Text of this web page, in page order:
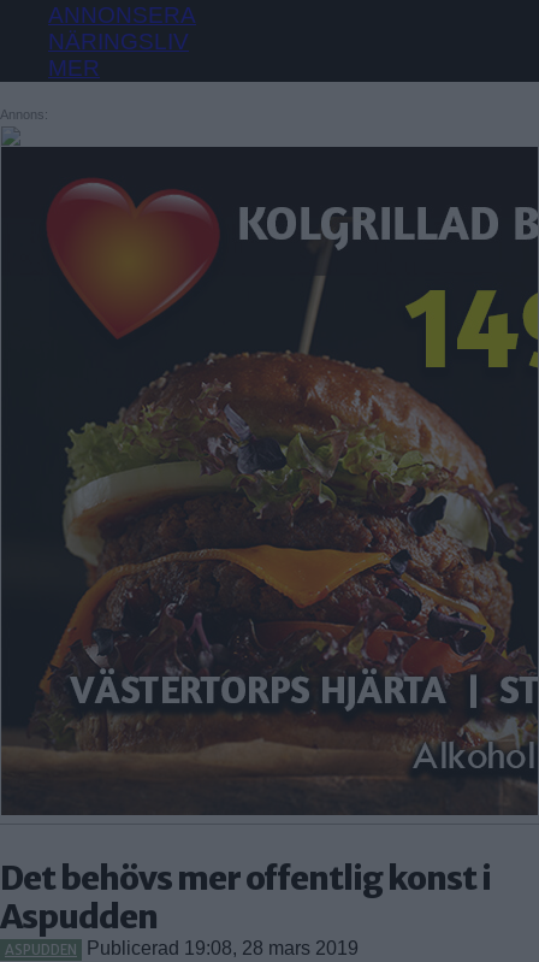
VÄSTERTORP
ÖRNSBERG
SOLBERGA
SKÄRHOLMEN
SÄTRA
VÅRBERG
ENSKEDEFÄLTET
ENSKEDE GÅRD
GAMLA ENSKEDE
HAGSÄTRA
HÖGDALEN
JOHANNESHOV
RÅGSVED
STUREBY
ÅRSTA
ÖRBY
ÖSTBERGA
Farsta
FAGERSJÖ
FARSTA
FARSTANÄSET
FARSTA STRAND
GUBBÄNGEN
HÖKARÄNGEN
LARSBODA
SKÖNDAL
SVEDMYRA (DEL AV)
ANNONSERA
NÄRINGSLIV
MER
Annons:
Det behövs mer offentlig konst i
Aspudden
ASPUDDEN Publicerad 19:08, 28 mars 2019